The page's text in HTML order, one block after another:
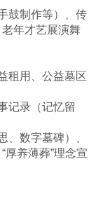
鼓制作等）、传
年才艺展演舞
租用、公益墓区
记录（记忆留
、数字墓碑）、
厚养薄葬”理念宣